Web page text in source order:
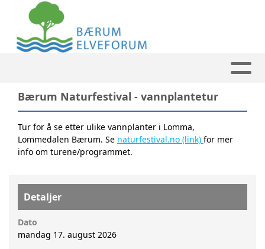
Bærum Naturfestival - vannplantetur
Tur for å se etter ulike vannplanter i Lomma,
Lommedalen Bærum. Se naturfestival.no (link) for mer
info om turene/programmet.
Detaljer
Dato
mandag 17. august 2026